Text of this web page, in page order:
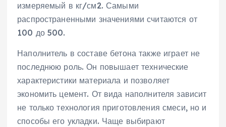
измеряемый в кг/см2. Самыми
распространенными значениями считаются от
100 до 500.
Наполнитель в составе бетона также играет не
последнюю роль. Он повышает технические
характеристики материала и позволяет
экономить цемент. От вида наполнителя зависит
не только технология приготовления смеси, но и
способы его укладки. Чаще выбирают